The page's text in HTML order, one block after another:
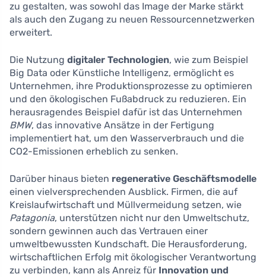
zu gestalten, was sowohl das Image der Marke stärkt
als auch den Zugang zu neuen Ressourcennetzwerken
erweitert.
Die Nutzung digitaler Technologien, wie zum Beispiel
Big Data oder Künstliche Intelligenz, ermöglicht es
Unternehmen, ihre Produktionsprozesse zu optimieren
und den ökologischen Fußabdruck zu reduzieren. Ein
herausragendes Beispiel dafür ist das Unternehmen
BMW, das innovative Ansätze in der Fertigung
implementiert hat, um den Wasserverbrauch und die
CO2-Emissionen erheblich zu senken.
Darüber hinaus bieten regenerative Geschäftsmodelle
einen vielversprechenden Ausblick. Firmen, die auf
Kreislaufwirtschaft und Müllvermeidung setzen, wie
Patagonia, unterstützen nicht nur den Umweltschutz,
sondern gewinnen auch das Vertrauen einer
umweltbewussten Kundschaft. Die Herausforderung,
wirtschaftlichen Erfolg mit ökologischer Verantwortung
zu verbinden, kann als Anreiz für Innovation und